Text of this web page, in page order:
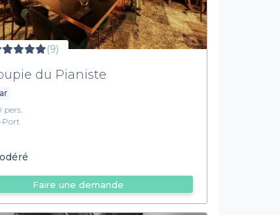
(9)
du Pianiste
pers.
Port
Faire une demande